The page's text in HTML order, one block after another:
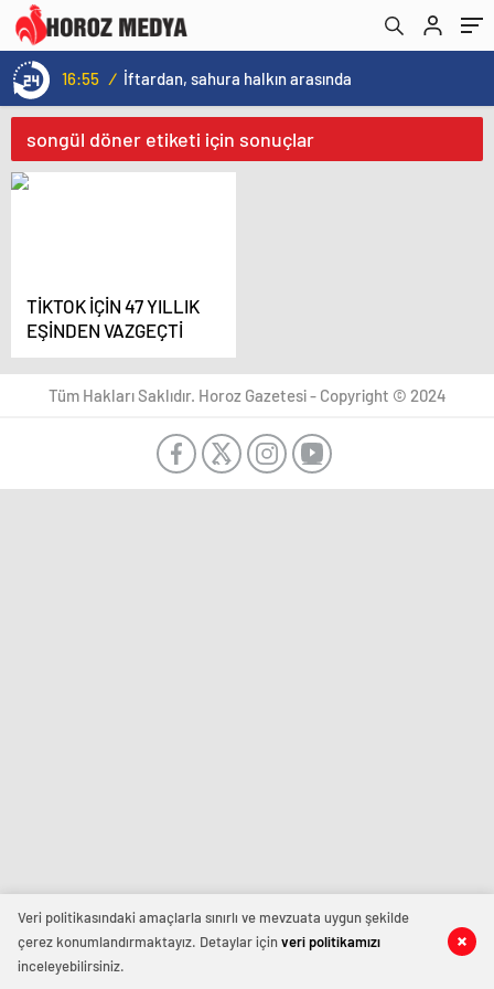
16:55 / İftardan, sahura halkın arasında
songül döner etiketi için sonuçlar
TİKTOK İÇİN 47 YILLIK
EŞİNDEN VAZGEÇTİ
Tüm Hakları Saklıdır. Horoz Gazetesi - Copyright © 2024
Veri politikasındaki amaçlarla sınırlı ve mevzuata uygun şekilde
çerez konumlandırmaktayız. Detaylar içinveri politikamızı
inceleyebilirsiniz.